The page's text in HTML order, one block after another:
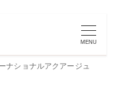
MENU
ナショナルアクアージュ